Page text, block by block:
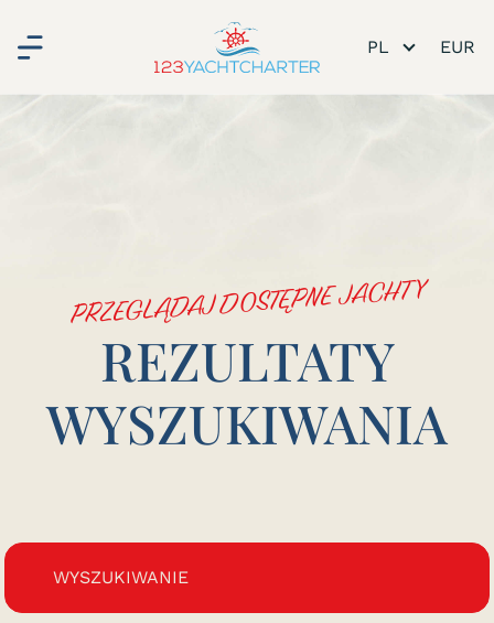
PL
PRZEGLĄDAJ DOSTĘPNE JACHTY
REZULTATY
WYSZUKIWANIA
WYSZUKIWANIE